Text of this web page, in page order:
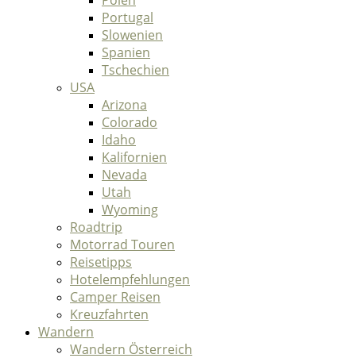
Portugal
Slowenien
Spanien
Tschechien
USA
Arizona
Colorado
Idaho
Kalifornien
Nevada
Utah
Wyoming
Roadtrip
Motorrad Touren
Reisetipps
Hotelempfehlungen
Camper Reisen
Kreuzfahrten
Wandern
Wandern Österreich